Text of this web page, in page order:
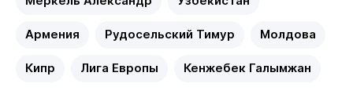
Армения Рудосельский Тимур Молдова
Кипр Лига Европы Кенжебек Галымжан